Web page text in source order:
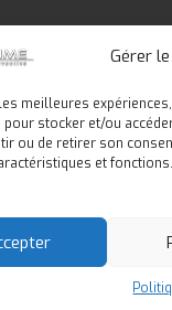
Gérer
meilleures
stocker et/ou
ou de retirer son
et fonctions.